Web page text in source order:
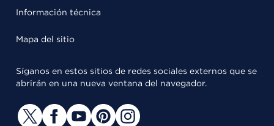
Información técnica
Mapa del sitio
Síganos en estos sitios de redes sociales externos que se
abrirán en una nueva ventana del navegador.